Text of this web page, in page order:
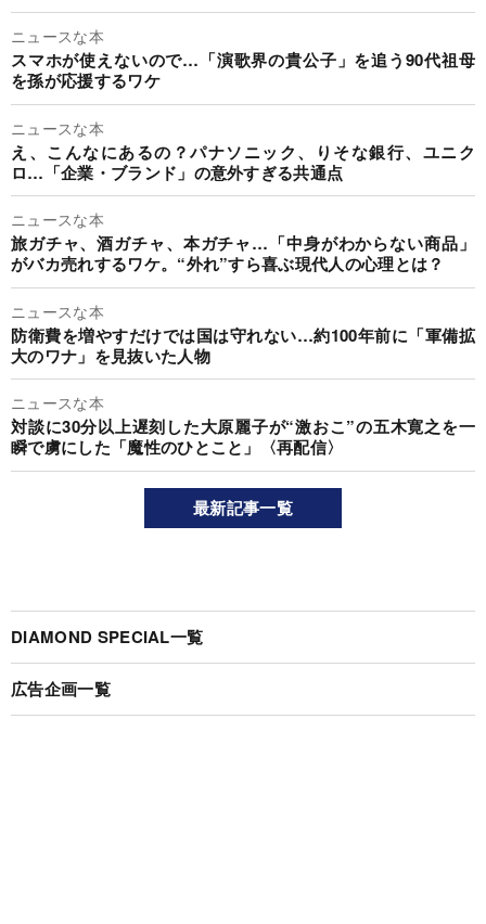
ニュースな本
スマホが使えないので…「演歌界の貴公子」を追う90代祖母
を孫が応援するワケ
ニュースな本
え、こんなにあるの？パナソニック、りそな銀行、ユニク
ロ…「企業・ブランド」の意外すぎる共通点
ニュースな本
旅ガチャ、酒ガチャ、本ガチャ…「中身がわからない商品」
がバカ売れするワケ。“外れ”すら喜ぶ現代人の心理とは？
ニュースな本
防衛費を増やすだけでは国は守れない…約100年前に「軍備拡
大のワナ」を見抜いた人物
ニュースな本
対談に30分以上遅刻した大原麗子が“激おこ”の五木寛之を一
瞬で虜にした「魔性のひとこと」〈再配信〉
最新記事一覧
DIAMOND SPECIAL一覧
広告企画一覧